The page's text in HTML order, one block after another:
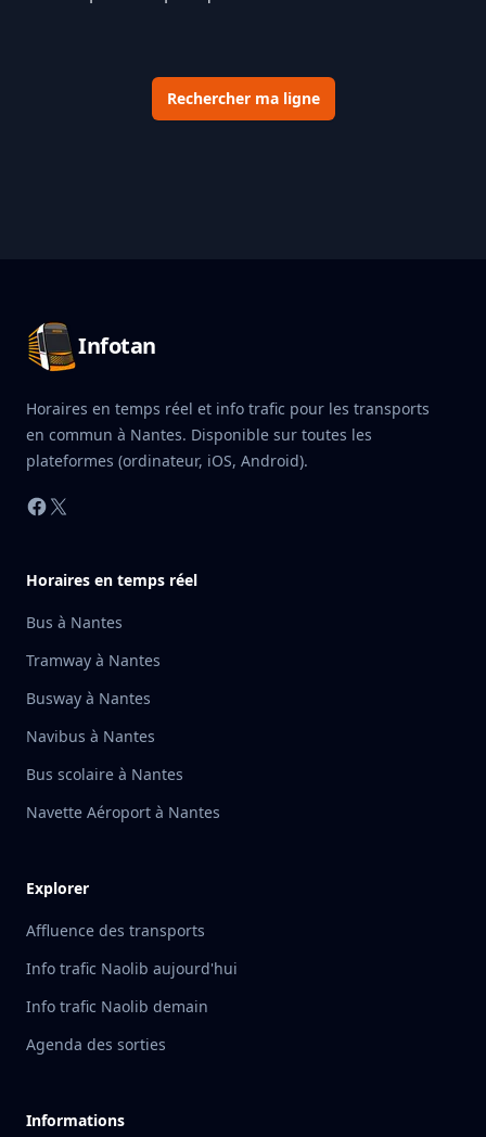
Rechercher ma ligne
Infotan
Horaires en temps réel et info trafic pour les transports
en commun à Nantes. Disponible sur toutes les
plateformes (ordinateur, iOS, Android).
Facebook
X
Horaires en temps réel
Bus à Nantes
Tramway à Nantes
Busway à Nantes
Navibus à Nantes
Bus scolaire à Nantes
Navette Aéroport à Nantes
Explorer
Affluence des transports
Info trafic Naolib aujourd'hui
Info trafic Naolib demain
Agenda des sorties
Informations